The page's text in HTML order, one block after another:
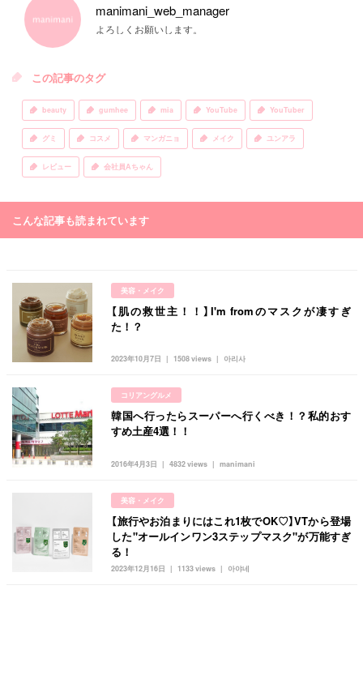
manimani_web_manager
よろしくお願いします。
この記事のタグ
beauty gumhee mia YouTube YouTuber
グミ コスメ マンガニョ メイク ユンアラ
レビュー 会社員Aちゃん
こんな記事も読まれています
美容・メイク
2023年10月7日 아리사
1508 views
【肌の救世主！！】I'm fromのマスクが凄すぎ
た！？
コリアングルメ
2016年4月3日 manimani
4832 views
韓国へ行ったらスーパーへ行くべき！？私的おす
すめ土産4選！！
美容・メイク
2023年12月16日 아야네
1133 views
【旅行やお泊まりにはこれ1枚でOK♡】VTから登場
した"オールインワン3ステップマスク"が万能すぎ
る！